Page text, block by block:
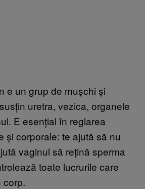
e un grup de mușchi și
uretra, vezica, organele
E esențial în reglarea
și corporale: te ajută să nu
vaginul să rețină sperma
toate lucrurile care
corp.